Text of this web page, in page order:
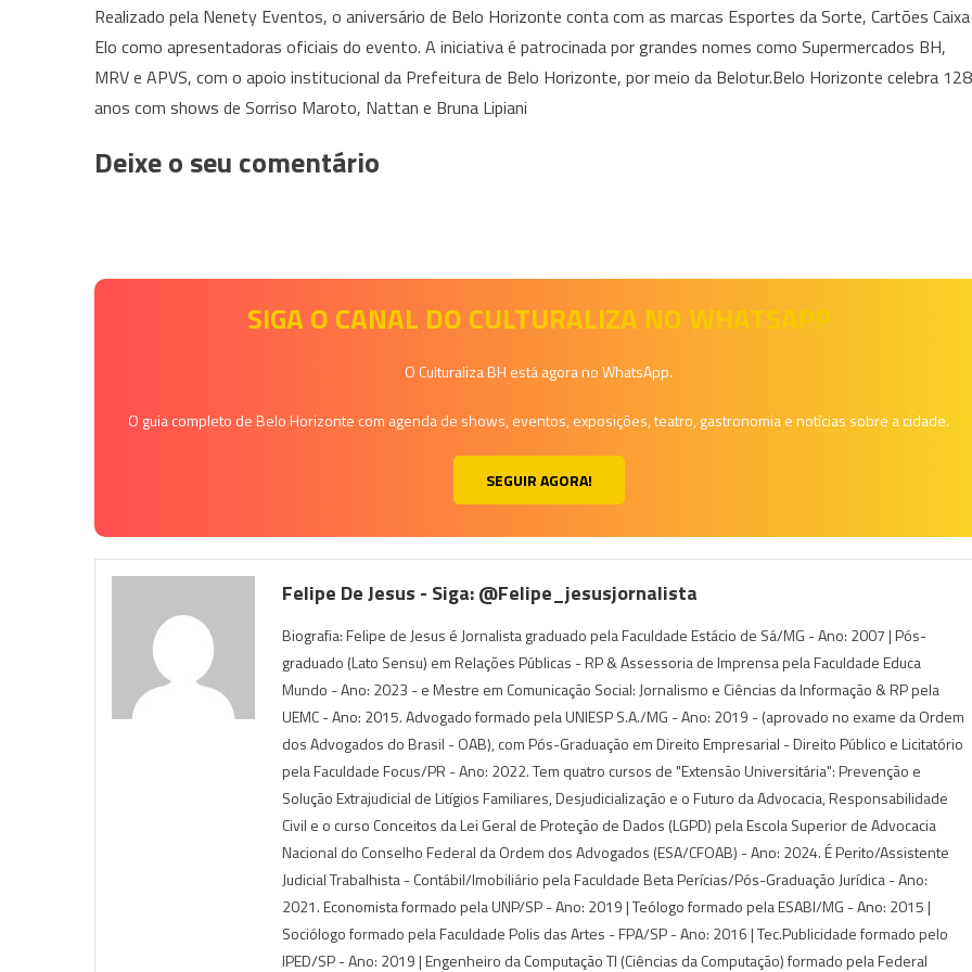
Realizado pela Nenety Eventos, o aniversário de Belo Horizonte conta com as marcas Esportes da Sorte, Cartões
Elo como apresentadoras oficiais do evento. A iniciativa é patrocinada por grandes nomes como Supermercados BH,
MRV e APVS, com o apoio institucional da Prefeitura de Belo Horizonte, por meio da Belotur.Belo Horizonte celebra 128
anos com shows de Sorriso Maroto, Nattan e Bruna Lipiani
Deixe o seu comentário
SIGA O CANAL DO CULTURALIZA NO WHATSAPP
O Culturaliza BH está agora no WhatsApp.
O guia completo de Belo Horizonte com agenda de shows, eventos, exposições, teatro, gastronomia e notícias sobre a cidade.
SEGUIR AGORA!
Felipe De Jesus - Siga: @felipe_jesusjornalista
Biografia: Felipe de Jesus é Jornalista graduado pela Faculdade Estácio de Sá/MG - Ano: 2007 | Pós-
graduado (Lato Sensu) em Relações Públicas - RP & Assessoria de Imprensa pela Faculdade Educa
Mundo - Ano: 2023 - e Mestre em Comunicação Social: Jornalismo e Ciências da Informação & RP pela
UEMC - Ano: 2015. Advogado formado pela UNIESP S.A./MG - Ano: 2019 - (aprovado no exame da Ordem
dos Advogados do Brasil - OAB), com Pós-Graduação em Direito Empresarial - Direito Público e Licitatório
pela Faculdade Focus/PR - Ano: 2022. Tem quatro cursos de "Extensão Universitária": Prevenção e
Solução Extrajudicial de Litígios Familiares, Desjudicialização e o Futuro da Advocacia, Responsabilidade
Civil e o curso Conceitos da Lei Geral de Proteção de Dados (LGPD) pela Escola Superior de Advocacia
Nacional do Conselho Federal da Ordem dos Advogados (ESA/CFOAB) - Ano: 2024. É Perito/Assistente
Judicial Trabalhista - Contábil/Imobiliário pela Faculdade Beta Perícias/Pós-Graduação Jurídica - Ano:
2021. Economista formado pela UNP/SP - Ano: 2019 | Teólogo formado pela ESABI/MG - Ano: 2015 |
Sociólogo formado pela Faculdade Polis das Artes - FPA/SP - Ano: 2016 | Tec.Publicidade formado pelo
IPED/SP - Ano: 2019 | Engenheiro da Computação TI (Ciências da Computação) formado pela Federal